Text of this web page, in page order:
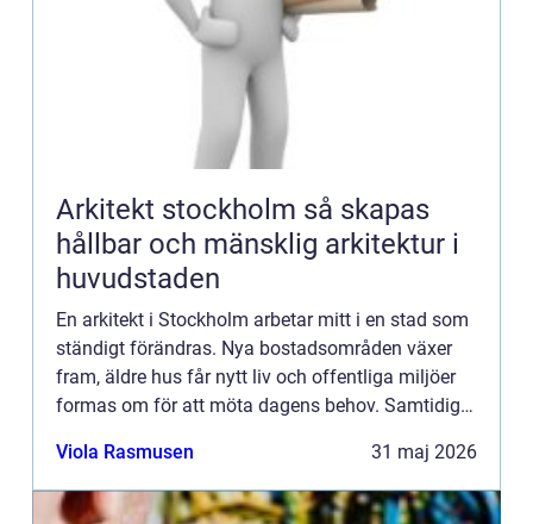
Arkitekt stockholm så skapas
hållbar och mänsklig arkitektur i
huvudstaden
En arkitekt i Stockholm arbetar mitt i en stad som
ständigt förändras. Nya bostadsområden växer
fram, äldre hus får nytt liv och offentliga miljöer
formas om för att möta dagens behov. Samtidigt
inom sam...
Viola Rasmusen 31 maj 2026